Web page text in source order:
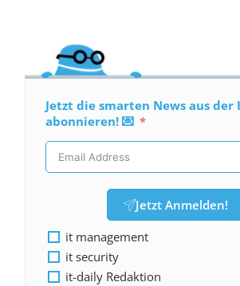
Jetzt die smarten News aus der
abonnieren! 💌
Jetzt Anmelden!
it management
it security
it-daily Redaktion